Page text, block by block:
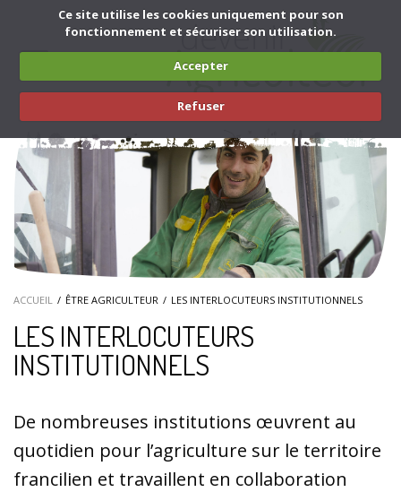
Ce site utilise les cookies uniquement pour son
fonctionnement et sécuriser son utilisation.
Accepter
Refuser
Aller au contenu principal
navigation
ACCUEIL ÊTRE AGRICULTEUR LES INTERLOCUTEURS INSTITUTIONNELS
LES INTERLOCUTEURS
INSTITUTIONNELS
De nombreuses institutions œuvrent au
quotidien pour l’agriculture sur le territoire
francilien et travaillent en collaboration